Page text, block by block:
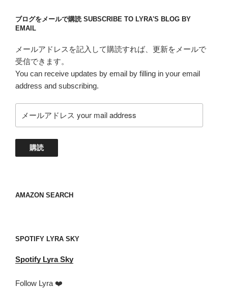
ブログをメールで購読 SUBSCRIBE TO LYRA'S BLOG BY
EMAIL
メールアドレスを記入して購読すれば、更新をメールで
受信できます。
You can receive updates by email by filling in your email
address and subscribing.
ー
ド
your
購読
AMAZON SEARCH
SPOTIFY LYRA SKY
Spotify Lyra Sky
Follow Lyra ❤️